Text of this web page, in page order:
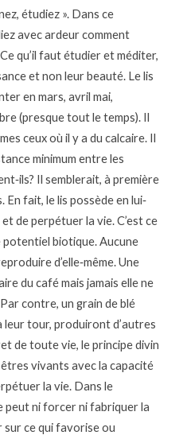
étudiez ». Dans ce
avec ardeur comment
qu’il faut étudier et méditer,
et non leur beauté. Le lis
en mars, avril mai,
(presque tout le temps). Il
ceux où il y a du calcaire. Il
minimum entre les
Il semblerait, à première
En fait, le lis possède en lui‐
de perpétuer la vie. C’est ce
potentiel biotique. Aucune
d’elle‐même. Une
du café mais jamais elle ne
contre, un grain de blé
leur tour, produiront d’autres
de toute vie, le principe divin
vivants avec la capacité
la vie. Dans le
peut ni forcer ni fabriquer la
sur ce qui favorise ou